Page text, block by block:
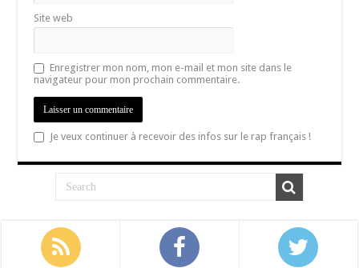
Site web
Enregistrer mon nom, mon e-mail et mon site dans le
navigateur pour mon prochain commentaire.
Je veux continuer à recevoir des infos sur le rap français !